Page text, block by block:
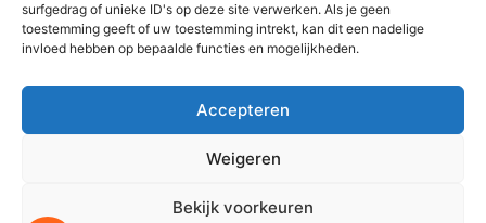
surfgedrag of unieke ID's op deze site verwerken. Als je geen
toestemming geeft of uw toestemming intrekt, kan dit een nadelige
invloed hebben op bepaalde functies en mogelijkheden.
Accepteren
Weigeren
Bekijk voorkeuren
Sitemap
Copyright 2023 BlogDrip.nl. All Rights Reserved.